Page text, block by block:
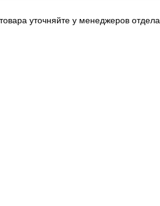
уточняйте у менеджеров отдела